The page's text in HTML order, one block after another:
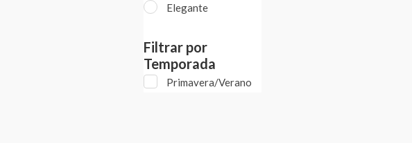
Elegante
Filtrar por
Temporada
Primavera/Verano